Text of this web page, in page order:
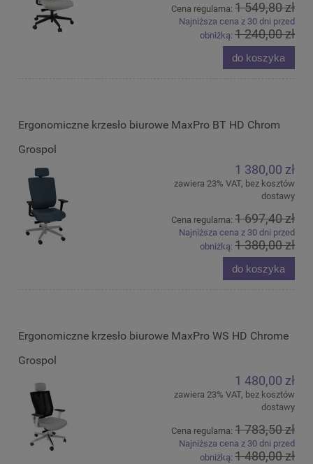
Cena regularna: 1 549,80 zł
Najniższa cena z 30 dni przed
obniżką: 1 240,00 zł
do koszyka
Ergonomiczne krzesło biurowe MaxPro BT HD Chrom
Grospol
1 380,00 zł
zawiera 23% VAT, bez kosztów
dostawy
Cena regularna: 1 697,40 zł
Najniższa cena z 30 dni przed
obniżką: 1 380,00 zł
do koszyka
Ergonomiczne krzesło biurowe MaxPro WS HD Chrome
Grospol
1 480,00 zł
zawiera 23% VAT, bez kosztów
dostawy
Cena regularna: 1 783,50 zł
Najniższa cena z 30 dni przed
obniżką: 1 480,00 zł